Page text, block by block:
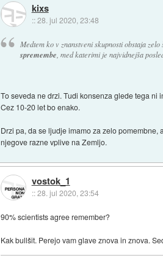
kixs
::28. jul 2020, 23:48
Medtem ko v znanstveni skupnosti obstaja
spremembe , med katerimi je najvidnejša
To seveda ne drzi. Tudi konsenza glede tega
Cez 10-20 let bo enako.
Drzi pa, da se ljudje imamo za zelo
njegove razne vplive na Zemljo.
vostok_1
::28. jul 2020, 23:54
90% scientists agree remember?
Kak bullšit. Perejo vam glave znova in znova.